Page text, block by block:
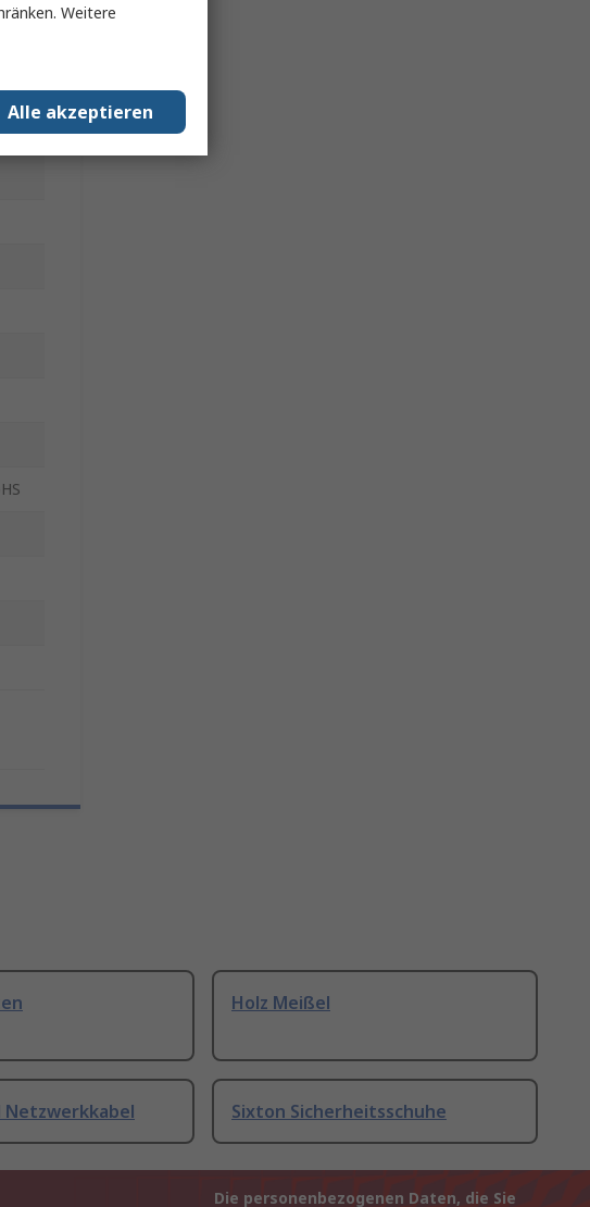
Holz Meißel
Sixton Sicherheitsschuhe
Die personenbezogenen Daten, die Sie
Weitere
Alle akzeptieren